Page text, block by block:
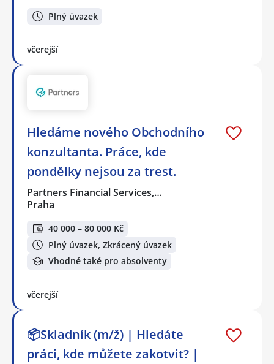
Plný úvazek
včerejší
Hledáme nového Obchodního
konzultanta. Práce, kde
pondělky nejsou za trest.
Partners Financial Services,…
Praha
40 000 – 80 000 Kč
Plný úvazek, Zkrácený úvazek
Vhodné také pro absolventy
včerejší
📦Skladník (m/ž) | Hledáte
práci, kde můžete zakotvit? |